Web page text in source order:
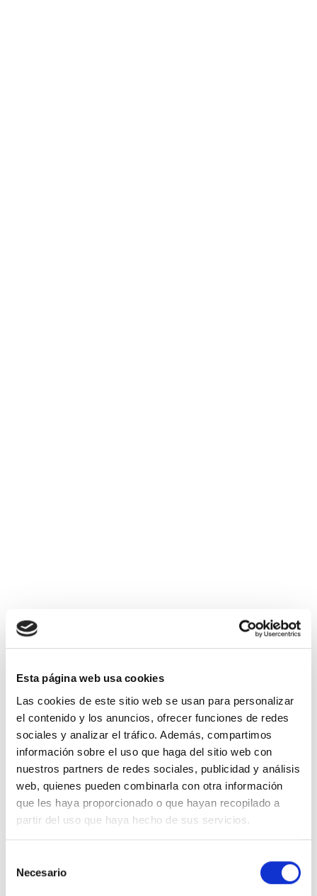
Esta página web usa cookies
Las cookies de este sitio web se usan para personalizar
el contenido y los anuncios, ofrecer funciones de redes
sociales y analizar el tráfico. Además, compartimos
información sobre el uso que haga del sitio web con
nuestros partners de redes sociales, publicidad y análisis
web, quienes pueden combinarla con otra información
que les haya proporcionado o que hayan recopilado a
partir del uso que haya hecho de sus servicios.
Necesario